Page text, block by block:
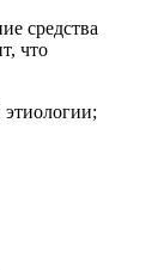
средства
что
этиологии;